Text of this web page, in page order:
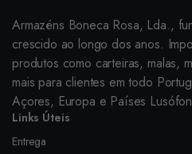
Armazéns Boneca Rosa, Lda.,
crescido ao longo dos anos.
produtos como carteiras, malas,
mais para clientes em todo
Açores, Europa e Países
Links Úteis
Entrega